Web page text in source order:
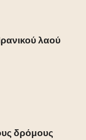
λαού
δρόμους